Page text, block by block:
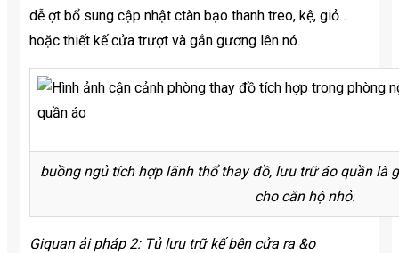
dễ ợt bổ sung cập nhật ctàn bạo thanh treo, kệ, giỏ…
hoặc thiết kế cửa trượt và gắn gương lên nó.
buồng ngủ tích hợp lãnh thổ thay đồ, lưu trữ áo quần là
cho căn hộ nhỏ.
Giquan ải pháp 2: Tủ lưu trữ kế bên cửa ra &o